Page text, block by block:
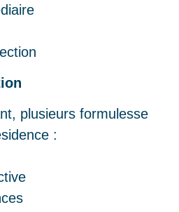
plusieurs formulesse
: